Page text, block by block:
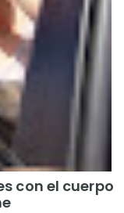
con el cuerpo